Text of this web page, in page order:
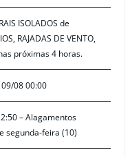
ISOLADOS de
RAJADAS DE VENTO,
próximas 4 horas.
08 00:00
– Alagamentos
segunda-feira (10)